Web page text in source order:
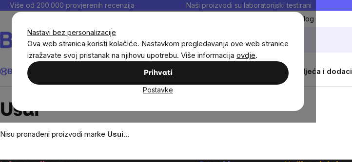
Nastavi bez personalizacije
Ova web stranica koristi kolačiće. Nastavkom pregledavanja ove web stranice
izražavate svoj pristanak na njihovu upotrebu. Više informacija ovdje.
Prihvati
Postavke
Preskoči
Više od 200.000 provjerenih recenzija Naši proizvodi su laboratorijski testirani
Blog
Traži
BrainMax® Dodaci prehraniNoviteti Sportska odjeća i dodaci
Usui
Nisu pronađeni proizvodi marke Usui...